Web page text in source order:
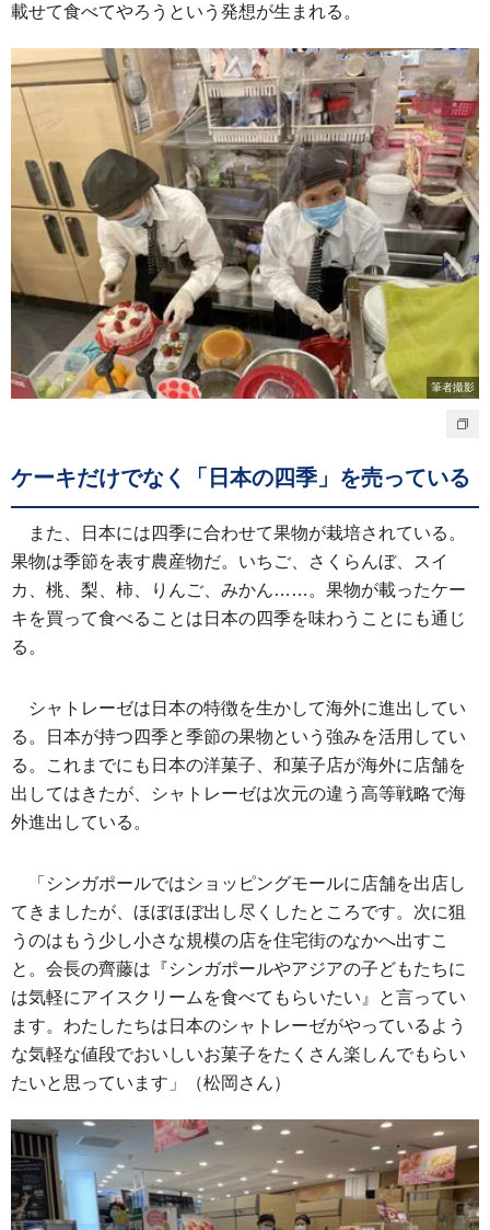
載せて食べてやろうという発想が生まれる。
筆者撮影
ケーキだけでなく「日本の四季」を売っている
また、日本には四季に合わせて果物が栽培されている。
果物は季節を表す農産物だ。いちご、さくらんぼ、スイ
カ、桃、梨、柿、りんご、みかん……。果物が載ったケー
キを買って食べることは日本の四季を味わうことにも通じ
る。
シャトレーゼは日本の特徴を生かして海外に進出してい
る。日本が持つ四季と季節の果物という強みを活用してい
る。これまでにも日本の洋菓子、和菓子店が海外に店舗を
出してはきたが、シャトレーゼは次元の違う高等戦略で海
外進出している。
「シンガポールではショッピングモールに店舗を出店し
てきましたが、ほぼほぼ出し尽くしたところです。次に狙
うのはもう少し小さな規模の店を住宅街のなかへ出すこ
と。会長の齊藤は『シンガポールやアジアの子どもたちに
は気軽にアイスクリームを食べてもらいたい』と言ってい
ます。わたしたちは日本のシャトレーゼがやっているよう
な気軽な値段でおいしいお菓子をたくさん楽しんでもらい
たいと思っています」（松岡さん）